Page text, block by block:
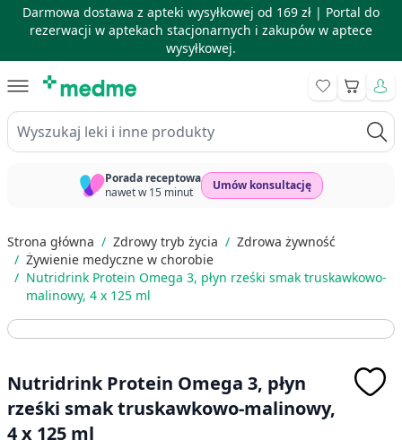
Darmowa dostawa z apteki wysyłkowej od 169 zł | Portal do
rezerwacji w aptekach stacjonarnych i zakupów w aptece
wysyłkowej.
Wyszukaj leki i inne produkty
Koszyk
Porada receptowa
nawet w 15 minut
Umów konsultację
Strona główna / Zdrowy tryb życia / Zdrowa żywność
/ Żywienie medyczne w chorobie
/ Nutridrink Protein Omega 3, płyn rześki smak truskawkowo-
malinowy, 4 x 125 ml
Nutridrink Protein Omega 3, płyn
rześki smak truskawkowo-malinowy,
4 x 125 ml